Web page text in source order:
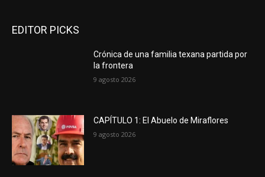
EDITOR PICKS
Crónica de una familia texana partida por
la frontera
9 agosto 2026
CAPÍTULO 1: El Abuelo de Miraflores
9 agosto 2026